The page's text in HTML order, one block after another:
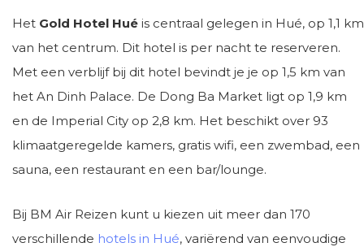
Het Gold Hotel Hué is centraal gelegen in Hué, op 1,1 km
van het centrum. Dit hotel is per nacht te reserveren.
Met een verblijf bij dit hotel bevindt je je op 1,5 km van
het An Dinh Palace. De Dong Ba Market ligt op 1,9 km
en de Imperial City op 2,8 km. Het beschikt over 93
klimaatgeregelde kamers, gratis wifi, een zwembad, een
sauna, een restaurant en een bar/lounge.
Bij BM Air Reizen kunt u kiezen uit meer dan 170
verschillende hotels in Hué, variërend van eenvoudige